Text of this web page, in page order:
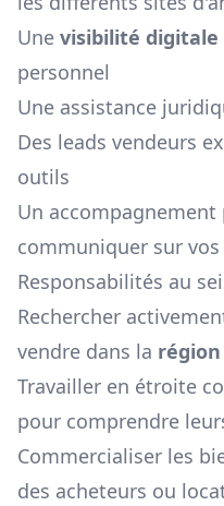
Une visibilité digitale
personnel
Une assistance
Des leads vendeurs
outils
Un
communiquer sur
Responsabilités au
Rechercher
vendre dans la région
Travailler en étroite
pour comprendre
Commercialiser les
des acheteurs ou